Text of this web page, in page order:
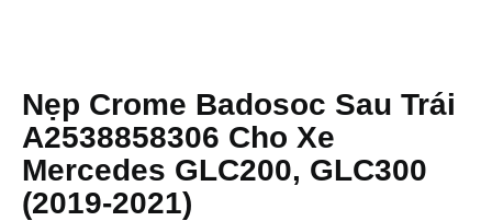
Nẹp Crome Badosoc Sau Trái
A2538858306 Cho Xe
Mercedes GLC200, GLC300
(2019-2021)